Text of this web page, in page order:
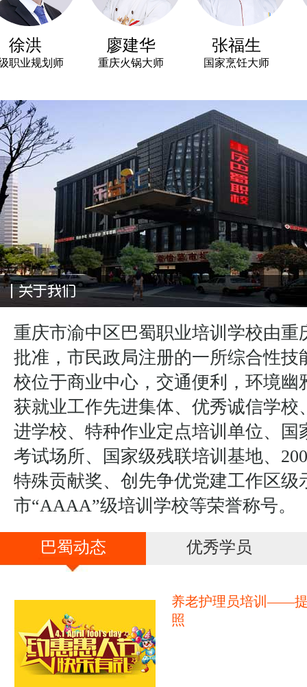
划师
廖建华
重庆火锅大师
张福生
国家烹饪大师
重庆市渝中区巴蜀职业培训学校由重
批准，市民政局注册的一所综合性技
校位于商业中心，交通便利，环境幽
获就业工作先进集体、优秀诚信学校
进学校、特种作业定点培训单位、国
考试场所、国家级残联培训基地、
特殊贡献奖、创先争优党建工作区级
市“AAAA”级培训学校等荣誉称号。
巴蜀动态 优秀学员
养老护理员培训——
照